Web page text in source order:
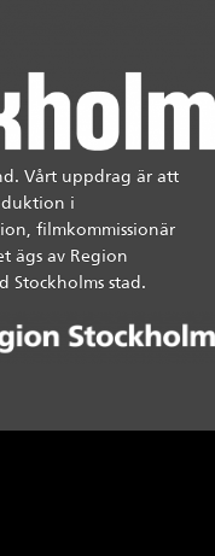
Vårt uppdrag är att
i
filmkommissionär
ägs av Region
Stockholms stad.